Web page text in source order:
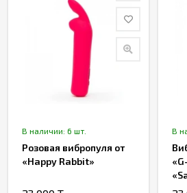
В наличии: 6 шт.
Розовая вибропуля от
«Happy Rabbit»
В